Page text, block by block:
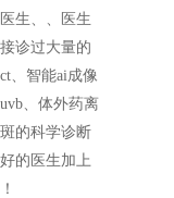
生、、医生
诊过大量的
、智能ai成像
、体外药离
的科学诊断
的医生加上